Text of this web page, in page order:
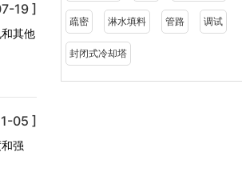
19 ]
其他
05 ]
强
疏密 淋水填料 管路 调试
封闭式冷却塔